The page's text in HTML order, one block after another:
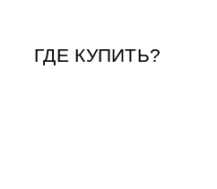
ГДЕ КУПИТЬ?